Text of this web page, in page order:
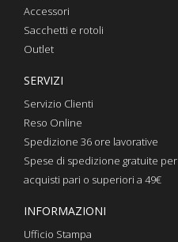
Accessori
Sacchetti e rotoli
Outlet
SERVIZI
Servizio Clienti
Reso Online
Spedizione 36 ore lavorative
Spese di spedizione gratuite per
acquisti pari o superiori a 49€
INFORMAZIONI
Ufficio Stampa